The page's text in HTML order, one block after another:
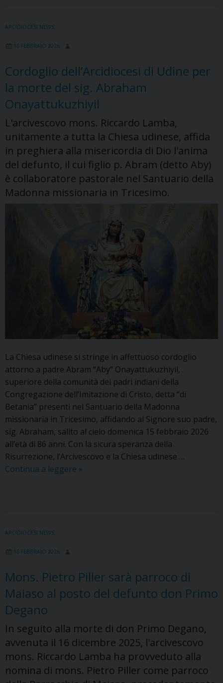
delle
Ceneri
con
l’Arcivescovo
e
le
iniziative
diocesane
ARCIDIOCESI NEWS
16 FEBBRAIO 2026
Cordoglio dell’Arcidiocesi di Udine per
la morte del sig. Abraham
Onayattukuzhiyil
L'arcivescovo mons. Riccardo Lamba,
unitamente a tutta la Chiesa udinese, affida
in preghiera alla misericordia di Dio l'anima
del defunto, il cui figlio p. Abram (detto Aby)
è collaboratore pastorale nel Santuario della
Madonna missionaria in Tricesimo.
La Chiesa udinese si stringe in affettuoso cordoglio
attorno a padre Abram “Aby” Onayattukuzhiyil,
superiore della comunità dei padri indiani della
Congregazione dell’Imitazione di Cristo, detta “di
Betania” presenti nel Santuario della Madonna
missionaria in Tricesimo, affidando al Signore suo padre,
sig. Abraham, salito al cielo domenica 15 febbraio 2026
all’età di 86 anni. Con la sicura speranza della
Risurrezione, l’Arcivescovo e la Chiesa udinese …
Continua a leggere Cordoglio
Abraham
Onayattukuzhiyil
»
ARCIDIOCESI NEWS
16 FEBBRAIO 2026
Mons. Pietro Piller sarà parroco di
Maiaso al posto del defunto don Primo
Degano
In seguito alla morte di don Primo Degano,
avvenuta il 16 dicembre 2025, l'arcivescovo
mons. Riccardo Lamba ha provveduto alla
nomina di mons. Pietro Piller come parroco